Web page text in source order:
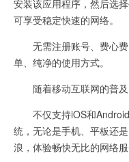
安装该应用程序，然后选
可享受稳定快速的网络。
无需注册账号、费心费
单、纯净的使用方式。
随着移动互联网的普及
不仅支持iOS和Android
统，无论是手机、平板还
浪，体验畅快无比的网络服